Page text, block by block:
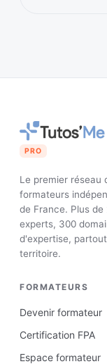
PRO
Le premier réseau
formateurs
de France. Plus de
experts, 300
d'expertise,
territoire.
FORMATEURS
Devenir formateur
Certification FPA
Espace formateur